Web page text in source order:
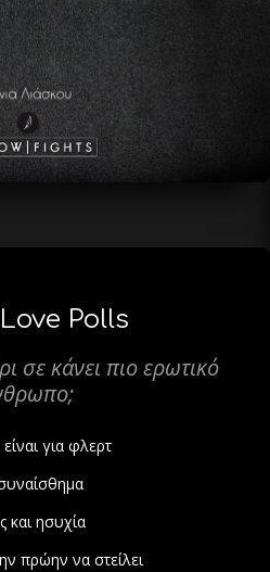
Polls
σε κάνει πιο ερωτικό
για φλερτ
ησυχία
πρώην να στείλει